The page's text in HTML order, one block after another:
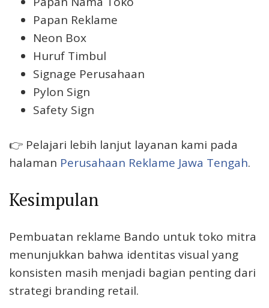
Papan Reklame
Neon Box
Huruf Timbul
Signage Perusahaan
Pylon Sign
Safety Sign
👉 Pelajari lebih lanjut layanan kami pada
halaman Perusahaan Reklame Jawa Tengah.
Kesimpulan
Pembuatan reklame Bando untuk toko mitra
menunjukkan bahwa identitas visual yang
konsisten masih menjadi bagian penting dari
strategi branding retail.